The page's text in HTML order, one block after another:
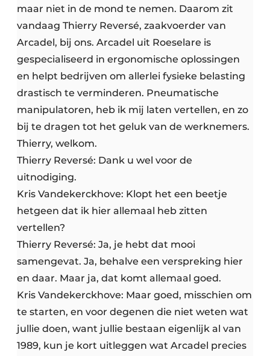
maar niet in de mond te nemen. Daarom zit
vandaag Thierry Reversé, zaakvoerder van
Arcadel, bij ons. Arcadel uit Roeselare is
gespecialiseerd in ergonomische oplossingen
en helpt bedrijven om allerlei fysieke belasting
drastisch te verminderen. Pneumatische
manipulatoren, heb ik mij laten vertellen, en zo
bij te dragen tot het geluk van de werknemers.
Thierry, welkom.
Thierry Reversé: Dank u wel voor de
uitnodiging.
Kris Vandekerckhove: Klopt het een beetje
hetgeen dat ik hier allemaal heb zitten
vertellen?
Thierry Reversé: Ja, je hebt dat mooi
samengevat. Ja, behalve een verspreking hier
en daar. Maar ja, dat komt allemaal goed.
Kris Vandekerckhove: Maar goed, misschien om
te starten, en voor degenen die niet weten wat
jullie doen, want jullie bestaan eigenlijk al van
1989, kun je kort uitleggen wat Arcadel precies